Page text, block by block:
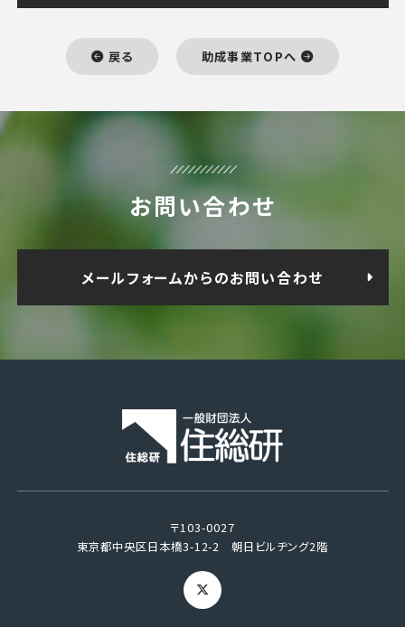
戻る 助成事業TOPへ
お問い合わせ
メールフォームからのお問い合わせ
〒103-0027
東京都中央区日本橋3-12-2 朝日ビルヂング2階